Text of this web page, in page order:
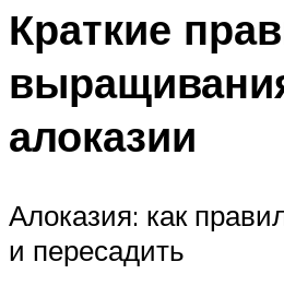
Краткие
алоказии
Алоказия: как
и пересадить